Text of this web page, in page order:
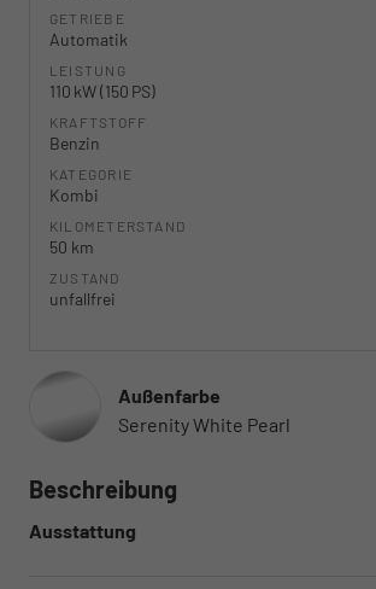
GETRIEBE
Automatik
LEISTUNG
110 kW (150 PS)
KRAFTSTOFF
Benzin
KATEGORIE
Kombi
KILOMETERSTAND
50 km
ZUSTAND
unfallfrei
Außenfarbe
Serenity White Pearl
Beschreibung
Ausstattung